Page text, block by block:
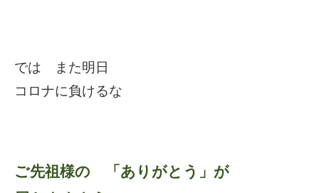
では また明日
コロナに負けるな
ご先祖様の 「ありがとう」が